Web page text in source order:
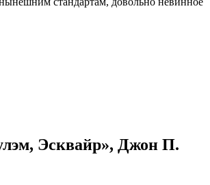
Эсквайр», Джон П.